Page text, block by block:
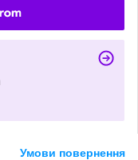
Умови повернення